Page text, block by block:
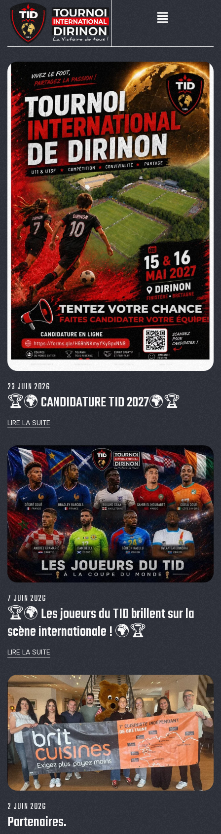
23 JUIN 2026
🏆🌍 CANDIDATURE TID 2027🌍🏆
LIRE LA SUITE
7 JUIN 2026
🏆🌍 Les joueurs du TID brillent sur la
scène internationale ! 🌍🏆
LIRE LA SUITE
2 JUIN 2026
Partenaires.